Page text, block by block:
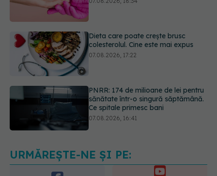
Dieta care poate crește brusc
PNRR: 174 de milioane de lei pentru
07.08.2026, 16:41
Ce spune culoarea ta preferată
despre vârsta pe care o ai. Care
URMĂREȘTE-NE ȘI PE: